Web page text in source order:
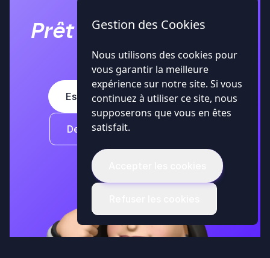
Prêt à gérer vos avis
Google ?
Essayer gratuitement sans CB
Demander une démo - 20 min
Gestion des Cookies
Nous utilisons des cookies pour
vous garantir la meilleure
expérience sur notre site. Si vous
continuez à utiliser ce site, nous
supposerons que vous en êtes
satisfait.